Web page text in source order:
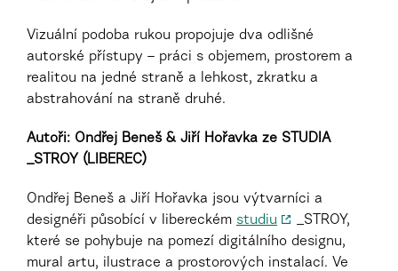
Vizuální podoba rukou propojuje dva odlišné
autorské přístupy – práci s objemem, prostorem a
realitou na jedné straně a lehkost, zkratku a
abstrahování na straně druhé.
Autoři: Ondřej Beneš & Jiří Hořavka ze STUDIA
_STROY (LIBEREC)
Ondřej Beneš a Jiří Hořavka jsou výtvarníci a
designéři působící v libereckém studiu
_STROY,
které se pohybuje na pomezí digitálního designu,
mural artu, ilustrace a prostorových instalací. Ve